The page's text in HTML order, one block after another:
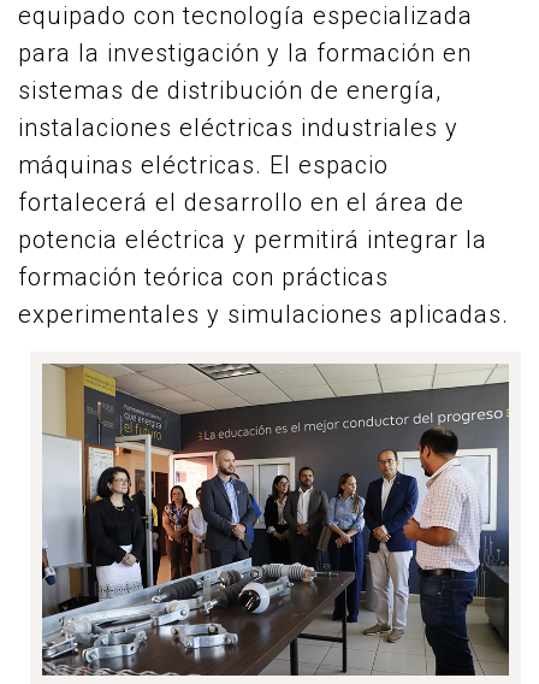
equipado con tecnología especializada
para la investigación y la formación en
sistemas de distribución de energía,
instalaciones eléctricas industriales y
máquinas eléctricas. El espacio
fortalecerá el desarrollo en el área de
potencia eléctrica y permitirá integrar la
formación teórica con prácticas
experimentales y simulaciones aplicadas.